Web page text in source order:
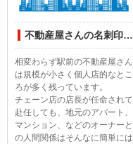
不動産屋さんの名刺印刷デザインしてみました
相変わらず駅前の不動産屋さん
は規模が小さく個人店的なとこ
ろが多く残っています。
チェーン店の店長が任命されて
赴任しても、地元のアパート、
マンション、などのオーナーと
の人間関係はそんなに簡単には